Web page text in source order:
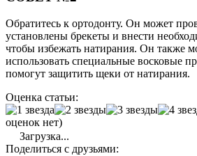
Обратитесь к ортодонту. Он может
установлены брекеты и внести
чтобы избежать натирания. Он также
использовать специальные восковые
помогут защитить щеки от натирания.
Оценка статьи:
оценок нет)
Загрузка...
Поделиться с друзьями: